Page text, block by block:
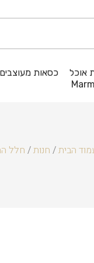
אוכל כסאות מעוצבים
הבית/ חנות/ חלל